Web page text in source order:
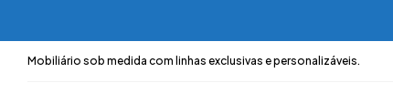
Mobiliário sob medida com linhas exclusivas e personalizáveis.